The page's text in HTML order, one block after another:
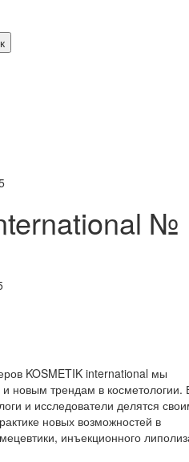
№
KOSMETIK international мы
новым трендам в косметологии.
и исследователи делятся
новых возможностей в
инъекционного